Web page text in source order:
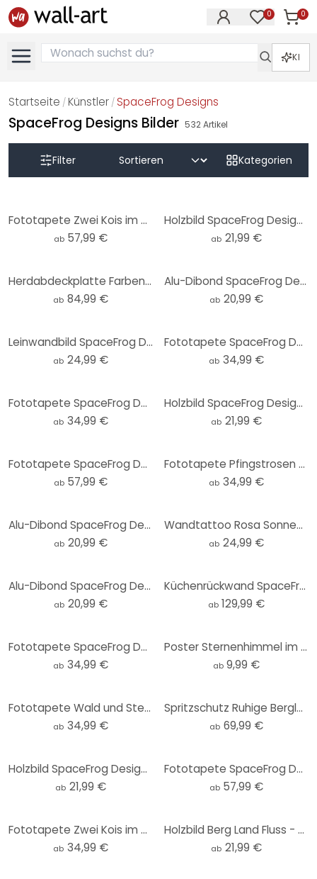
0 0
KI
Startseite / Künstler / SpaceFrog Designs
SpaceFrog Designs Bilder 532Artikel
Filter Kategorien
Fototapete Zwei Kois im Teich - SpaceFrog Designs
ab 57,99 €
Holzbild SpaceFrog Designs - Eleganz - Rund
ab 21,99 €
Herdabdeckplatte Farbenfrohe Frühlingswiese - SpaceFrog Designs
ab 84,99 €
Alu-Dibond SpaceFrog Designs - Eleganz - Rund
ab 20,99 €
Leinwandbild SpaceFrog Designs - Morgenruhe
ab 24,99 €
Fototapete SpaceFrog Designs - Goldene Sterne - Rund - Selbstklebend/Vlies
ab 34,99 €
Fototapete SpaceFrog Designs - Eleganz - Rund - Selbstklebend/Vlies
ab 34,99 €
Holzbild SpaceFrog Designs - Morgenruhe - Rund
ab 21,99 €
Fototapete SpaceFrog Designs - Morgenruhe
ab 57,99 €
Fototapete Pfingstrosen mit großen Blüten - SpaceFrog Designs - Rund - Selbstklebend/Vlies
ab 34,99 €
Alu-Dibond SpaceFrog Designs - Blau und Gold - Rund
ab 20,99 €
Wandtattoo Rosa Sonnenuntergang über dem Wald - SpaceFrog Designs - Rund
ab 24,99 €
Alu-Dibond SpaceFrog Designs - Verbundenheit - Rund
ab 20,99 €
Küchenrückwand SpaceFrog Designs - Herbstmorgen
ab 129,99 €
Fototapete SpaceFrog Designs - Verbundenheit - Rund - Selbstklebend/Vlies
ab 34,99 €
Poster Sternenhimmel im Winter - SpaceFrog Designs
ab 9,99 €
Fototapete Wald und Sterne in der Nacht - SpaceFrog Designs - Rund - Selbstklebend/Vlies
ab 34,99 €
Spritzschutz Ruhige Berglandschaft in der Dämmerung - SpaceFrog Designs
ab 69,99 €
Holzbild SpaceFrog Designs - Retro Sommer - Rund
ab 21,99 €
Fototapete SpaceFrog Designs - Lila Wald
ab 57,99 €
Fototapete Zwei Kois im Teich - SpaceFrog Designs - Rund - Selbstklebend/Vlies
ab 34,99 €
Holzbild Berg Land Fluss - SpaceFrog Designs - Rund
ab 21,99 €